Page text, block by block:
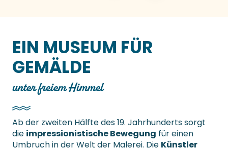
EIN MUSEUM FÜR
GEMÄLDE
unter freiem Himmel
Ab der zweiten Hälfte des 19. Jahrhunderts sorgt
die impressionistische Bewegung für einen
Umbruch in der Welt der Malerei. Die Künstler